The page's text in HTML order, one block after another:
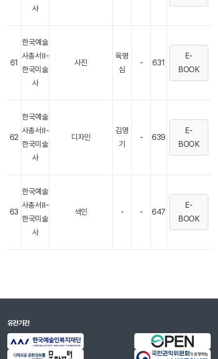
사
61
한국예술
사총서Ⅱ-
한국미술
사
사진
육명
심
- 631
E-
BOOK
62
한국예술
사총서Ⅱ-
한국미술
사
디자인
김영
기
- 639
E-
BOOK
63
한국예술
사총서Ⅱ-
한국미술
사
색인 - - 647
E-
BOOK
유관기관